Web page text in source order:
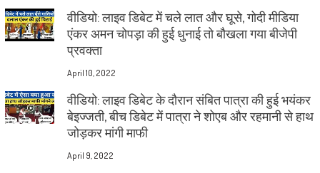
वीडियो: लाइव डिबेट में चले लात और घूसे, गोदी मीडिया
एंकर अमन चोपड़ा की हुई धुनाई तो बौखला गया बीजेपी
प्रवक्ता
April 10, 2022
वीडियो: लाइव डिबेट के दौरान संबित पात्रा की हुई भयंकर
बेइज्जती, बीच डिबेट में पात्रा ने शोएब और रहमानी से हाथ
जोड़कर मांगी माफी
April 9, 2022